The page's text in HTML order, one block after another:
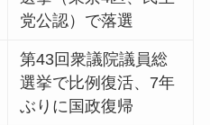
党公認）で落選
第43回衆議院議員総
選挙で比例復活、7年
ぶりに国政復帰